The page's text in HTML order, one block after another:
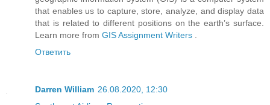
that enables us to capture, store, analyze, and display data
that is related to different positions on the earth’s surface.
Learn more from GIS Assignment Writers
Ответить
Darren William 26.08.2020, 12:30